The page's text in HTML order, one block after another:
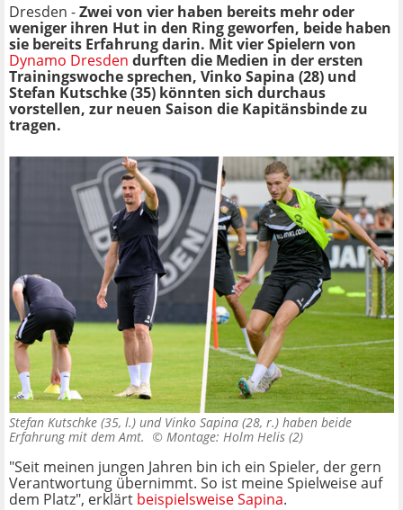
Dresden -Zwei von vier haben bereits mehr oder
weniger ihren Hut in den Ring geworfen, beide haben
sie bereits Erfahrung darin. Mit vier Spielern von
Dynamo Dresden durften die Medien in der ersten
Trainingswoche sprechen, Vinko Sapina (28) und
Stefan Kutschke (35) könnten sich durchaus
vorstellen, zur neuen Saison die Kapitänsbinde zu
tragen.
Stefan Kutschke (35, l.) und Vinko Sapina (28, r.) haben beide
Erfahrung mit dem Amt. © Montage: Holm Helis (2)
"Seit meinen jungen Jahren bin ich ein Spieler, der gern
Verantwortung übernimmt. So ist meine Spielweise auf
dem Platz", erklärt beispielsweise Sapina.